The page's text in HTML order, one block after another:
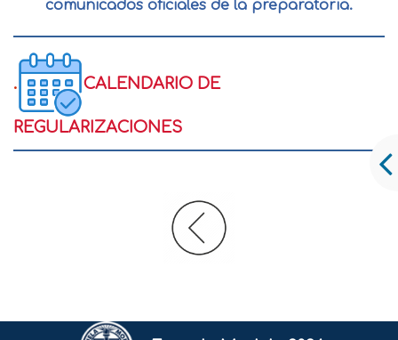
comunicados oficiales de la preparatoria.
. CALENDARIO DE
REGULARIZACIONES